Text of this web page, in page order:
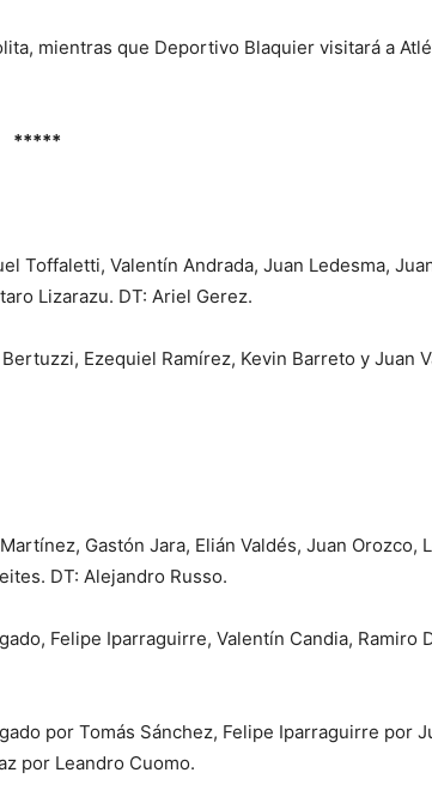
mientras que Deportivo Blaquier visitará a
*****
Toffaletti, Valentín Andrada, Juan Ledesma,
Lizarazu. DT: Ariel Gerez.
Ezequiel Ramírez, Kevin Barreto y Juan
Gastón Jara, Elián Valdés, Juan Orozco,
DT: Alejandro Russo.
Felipe Iparraguirre, Valentín Candia, Ramiro
por Tomás Sánchez, Felipe Iparraguirre por
por Leandro Cuomo.